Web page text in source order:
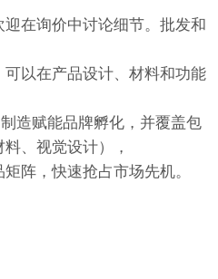
在询价中讨论细节。批发和
以在产品设计、材料和功能
造赋能品牌孵化，并覆盖包
、视觉设计），
阵，快速抢占市场先机。